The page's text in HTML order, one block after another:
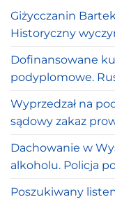
Giżycczanin
Historyczny
Dofinansowane
podyplomowe.
Wyprzedzał na
sądowy zakaz
Dachowanie w
alkoholu. Policja
Poszukiwany